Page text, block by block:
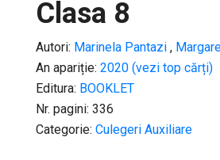
Clasa 8
Autori: Marinela Pantazi ,
An apariție: 2020 (vezi top cărți)
Editura: BOOKLET
Nr. pagini: 336
Categorie: Culegeri Auxiliare